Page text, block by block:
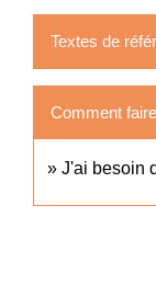
Textes de
Comment
J'ai besoin